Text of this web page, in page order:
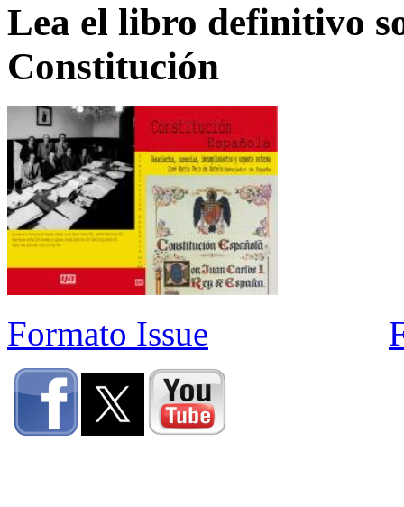
Lea el libro definitivo
Constitución
Formato Issue